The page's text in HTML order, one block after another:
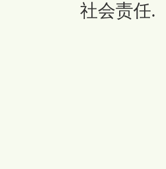
社会责任.